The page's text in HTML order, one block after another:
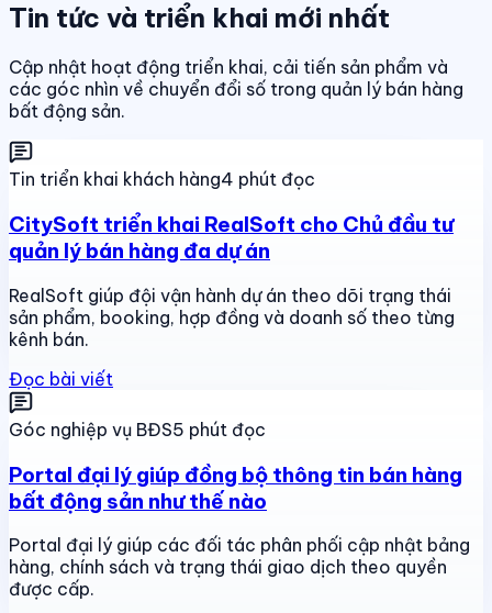
Tin tức và triển khai mới nhất
Cập nhật hoạt động triển khai, cải tiến sản phẩm và
các góc nhìn về chuyển đổi số trong quản lý bán hàng
bất động sản.
Tin triển khai khách hàng4 phút đọc
CitySoft triển khai RealSoft cho Chủ đầu tư
quản lý bán hàng đa dự án
RealSoft giúp đội vận hành dự án theo dõi trạng thái
sản phẩm, booking, hợp đồng và doanh số theo từng
kênh bán.
Đọc bài viết
Góc nghiệp vụ BĐS5 phút đọc
Portal đại lý giúp đồng bộ thông tin bán hàng
bất động sản như thế nào
Portal đại lý giúp các đối tác phân phối cập nhật bảng
hàng, chính sách và trạng thái giao dịch theo quyền
được cấp.